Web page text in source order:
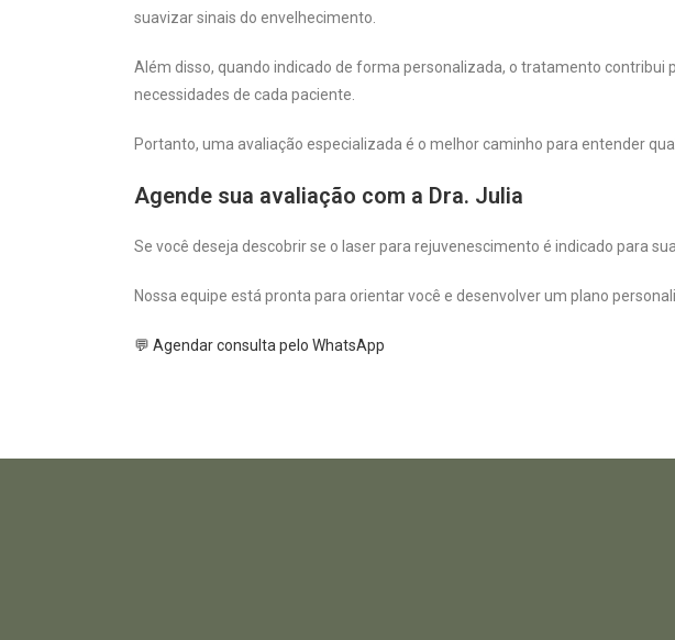
suavizar sinais do envelhecimento.
Além disso, quando indicado de forma personalizada, o tratamento contribui
necessidades de cada paciente.
Portanto, uma avaliação especializada é o melhor caminho para entender
Agende sua avaliação com a Dra. Julia
Se você deseja descobrir se o laser para rejuvenescimento é indicado para
Nossa equipe está pronta para orientar você e desenvolver um plano
💬 Agendar consulta pelo WhatsApp